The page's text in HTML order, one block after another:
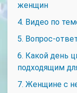
женщин
4. Видео по
5. Вопрос-
6. Какой день
подходящим
7. Женщине с